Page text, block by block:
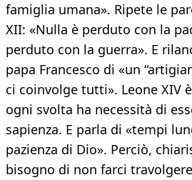
famiglia umana». Ripete le
XII: «Nulla è perduto con la
perduto con la guerra». E
papa Francesco di «un
ci coinvolge tutti». Leone XIV
ogni svolta ha necessità di
sapienza. E parla di «tempi
pazienza di Dio». Perciò,
bisogno di non farci